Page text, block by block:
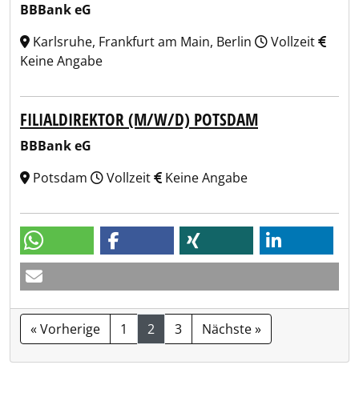
BBBank eG
Karlsruhe, Frankfurt am Main, Berlin
Vollzeit
Keine Angabe
FILIALDIREKTOR (M/W/D) POTSDAM
BBBank eG
Potsdam
Vollzeit Keine Angabe
« Vorherige 1 2 3 Nächste »